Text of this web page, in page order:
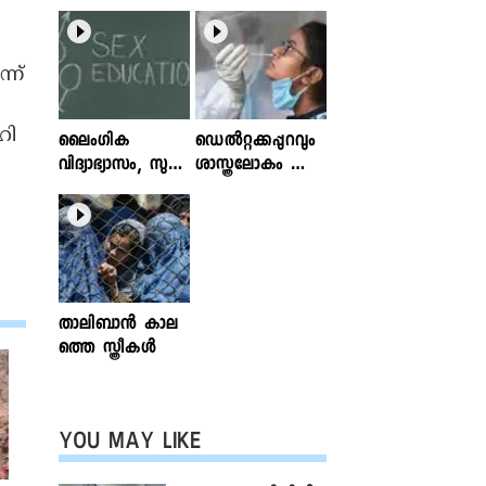
ലൈംഗിക
വിദ്യാഭ്യാസം, സുര
ക്ഷിതവും അ
ല്ലാത്തതുമായ സ്പ
ര്‍ശനങ്ങള്‍; ഇ
ന്‍ഫോക്ലിനിക്ക്
ലേഖനം
വായിക്കാം
ഡെൽറ്റക്കപ്പുറവും
ശാസ്ത്രലോകം ശ്ര
താലിബാന്‍ കാല
ത്തെ സ്ത്രീകള്‍
YOU MAY LIKE